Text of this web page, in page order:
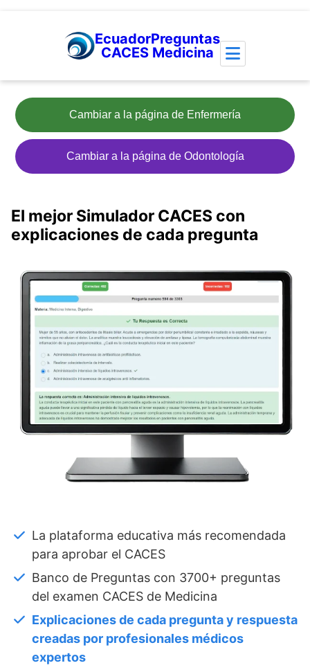
EcuadorPreguntas
CACES Medicina
Cambiar a la página de Enfermería
Cambiar a la página de Odontología
El mejor Simulador CACES con
explicaciones de cada pregunta
La plataforma educativa más recomendada
para aprobar el CACES
Banco de Preguntas con 3700+ preguntas
del examen CACES de Medicina
Explicaciones de cada pregunta y respuesta
creadas por profesionales médicos
expertos